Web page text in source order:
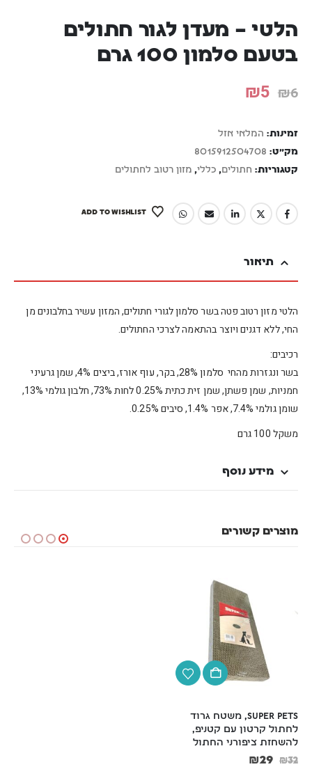
הלטי – מעדן לגור חתולים
בטעם סלמון 100 גרם
₪6
₪5
זמינות: המלאי אזל
מק"ט: 8015912504708
קטגוריות: חתולים, כללי, מזון רטוב לחתולים
ADD TO WISHLIST
תיאור
הלטי מזון רטוב פטה בשר סלמון לגורי חתולים, המזון עשיר בחלבונים מן
החי, ללא דגנים ויוצר בהתאמה לצרכי החתולים.
רכיבים:
בשר ונגזרות מהחי סלמון 28%, בקר, עוף אורז, ביצים 4%, שמן גרעיני
חמניות, שמן פשתן, שמן זית כתית 0.25% לחות 73%, חלבון גולמי 13%,
שומן גולמי 7.4%, אפר 1.4%, סיבים 0.25%.
משקל 100 גרם
מידע נוסף
מוצרים קשורים
super pets, משטח גרוד
לחתול קרטון עם קטניפ,
להשחזת ציפורני החתול
₪32
₪29